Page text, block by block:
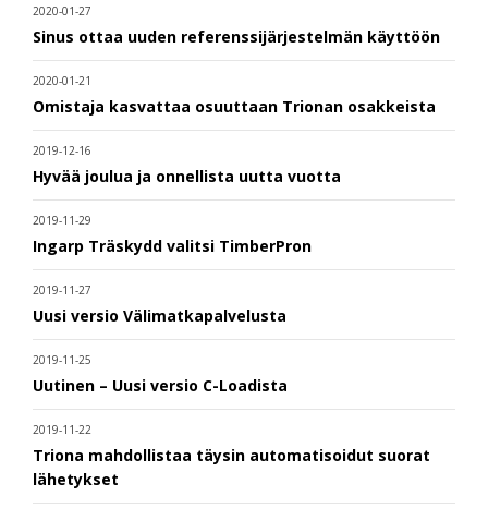
2020-01-27
Sinus ottaa uuden referenssijärjestelmän käyttöön
2020-01-21
Omistaja kasvattaa osuuttaan Trionan osakkeista
2019-12-16
Hyvää joulua ja onnellista uutta vuotta
2019-11-29
Ingarp Träskydd valitsi TimberPron
2019-11-27
Uusi versio Välimatkapalvelusta
2019-11-25
Uutinen – Uusi versio C-Loadista
2019-11-22
Triona mahdollistaa täysin automatisoidut suorat
lähetykset